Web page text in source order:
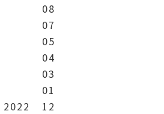
08
07
05
04
03
01
2022
12